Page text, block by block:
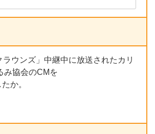
ラウンズ」中継中に放送されたカリ
み協会のCMを
か。